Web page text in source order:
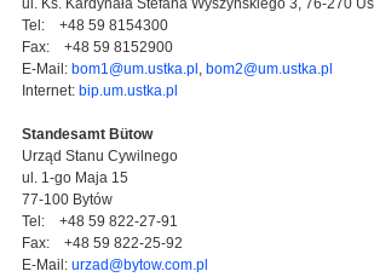
ul. Ks. Kardynała Stefana Wyszyńskiego 3, 76-270
Tel: +48 59 8154300
Fax: +48 59 8152900
E-Mail: bom1@um.ustka.pl , bom2@um.ustka.pl
Internet: bip.um.ustka.pl
Standesamt Bütow
Urząd Stanu Cywilnego
ul. 1-go Maja 15
77-100 Bytów
Tel: +48 59 822-27-91
Fax: +48 59 822-25-92
E-Mail: urzad@bytow.com.pl